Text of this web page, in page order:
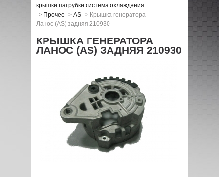
крышки патрубки система охлаждения
> Прочее > AS > Крышка генератора
Ланос (AS) задняя 210930
КРЫШКА ГЕНЕРАТОРА
ЛАНОС (AS) ЗАДНЯЯ 210930